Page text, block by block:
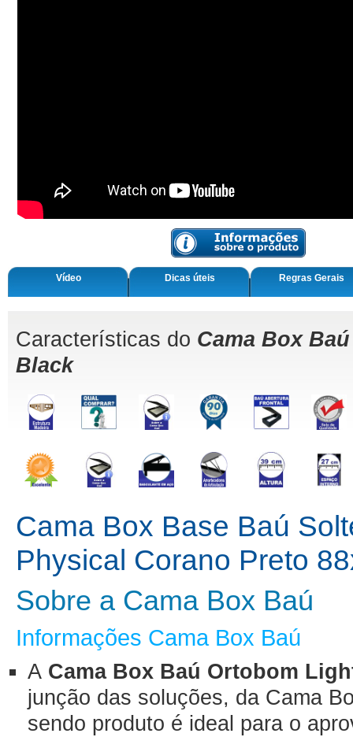
Vídeo Dicas úteis Regras Gerais
Características do Cama Box
Black
Cama Box Base Baú
Physical Corano Preto
Sobre a Cama Box Baú
Informações Cama Box Baú
A Cama Box Baú Ortobom
junção das soluções, da Cama
sendo produto é ideal para o